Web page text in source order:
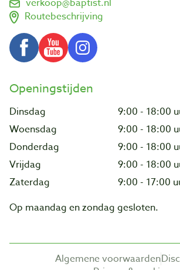
verkoop@baptist.nl
Routebeschrijving
Openingstijden
Dinsdag
9:00 - 18:00
Woensdag
9:00 - 18:00
Donderdag
9:00 - 18:00
Vrijdag
9:00 - 18:00
Zaterdag
9:00 - 17:00
Op maandag en zondag gesloten.
Algemene voorwaarden